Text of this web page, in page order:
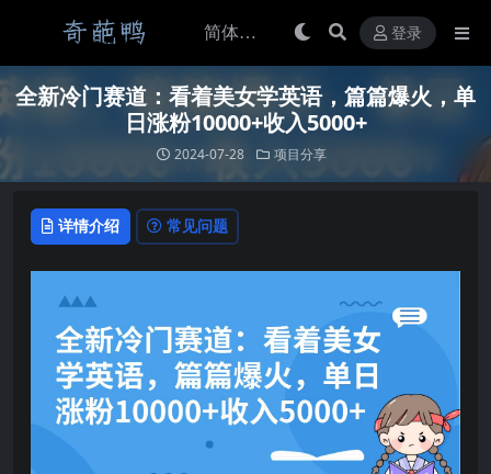
登录
全新冷门赛道：看着美女学英语，篇篇爆火，单
日涨粉10000+收入5000+
2024-07-28 项目分享
详情介绍 常见问题